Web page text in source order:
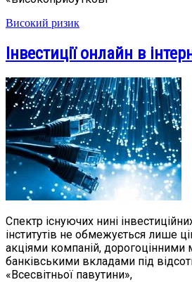
Високий ризик
Інвестиції онлайн в
Спектр існуючих нині
інститутів не обмежується лише
акціями компаній, дорогоцінними
банківськими вкладами під
«Всесвітньої павутини»,